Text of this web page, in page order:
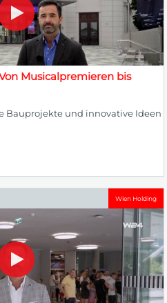
Musicalpremieren bis
Bauprojekte und innovative Ideen
Wien Holding